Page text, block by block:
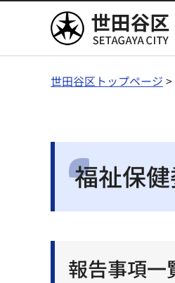
世田谷区
世田谷区トップページ >
福祉保
報告事項一